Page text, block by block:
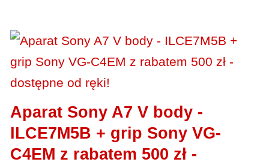
Aparat Sony A7 V body -
ILCE7M5B + grip Sony VG-
C4EM z rabatem 500 zł -